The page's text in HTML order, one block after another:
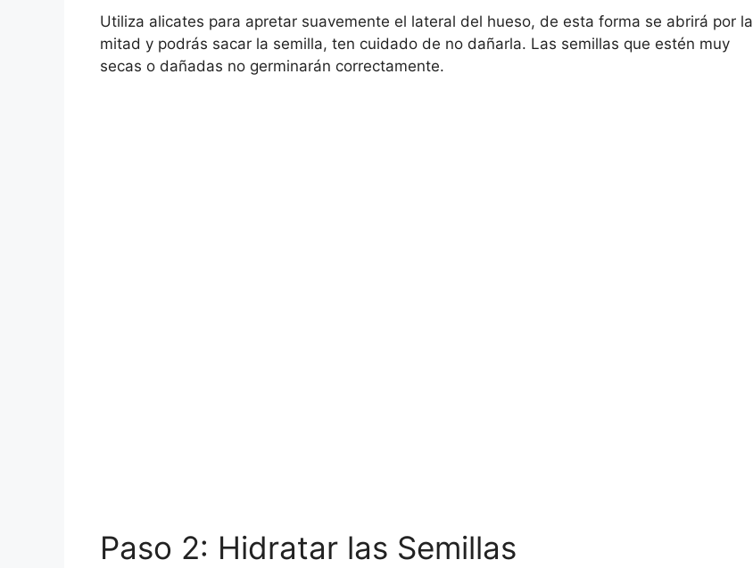
Utiliza alicates para apretar suavemente el lateral del hueso, de esta forma se abrirá por la
mitad y podrás sacar la semilla, ten cuidado de no dañarla. Las semillas que estén muy
secas o dañadas no germinarán correctamente.
Paso 2: Hidratar las Semillas